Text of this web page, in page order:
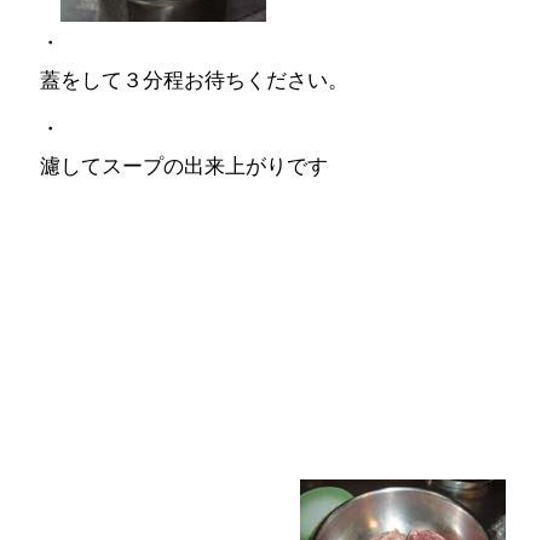
・
蓋をして３分程お待ちください。
・
濾してスープの出来上がりです